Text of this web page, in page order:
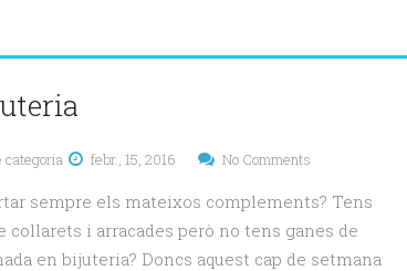
categoria febr., 15, 2016 No Comments
sempre els mateixos complements? Tens
collarets i arracades però no tens ganes de
en bijuteria? Doncs aquest cap de setmana